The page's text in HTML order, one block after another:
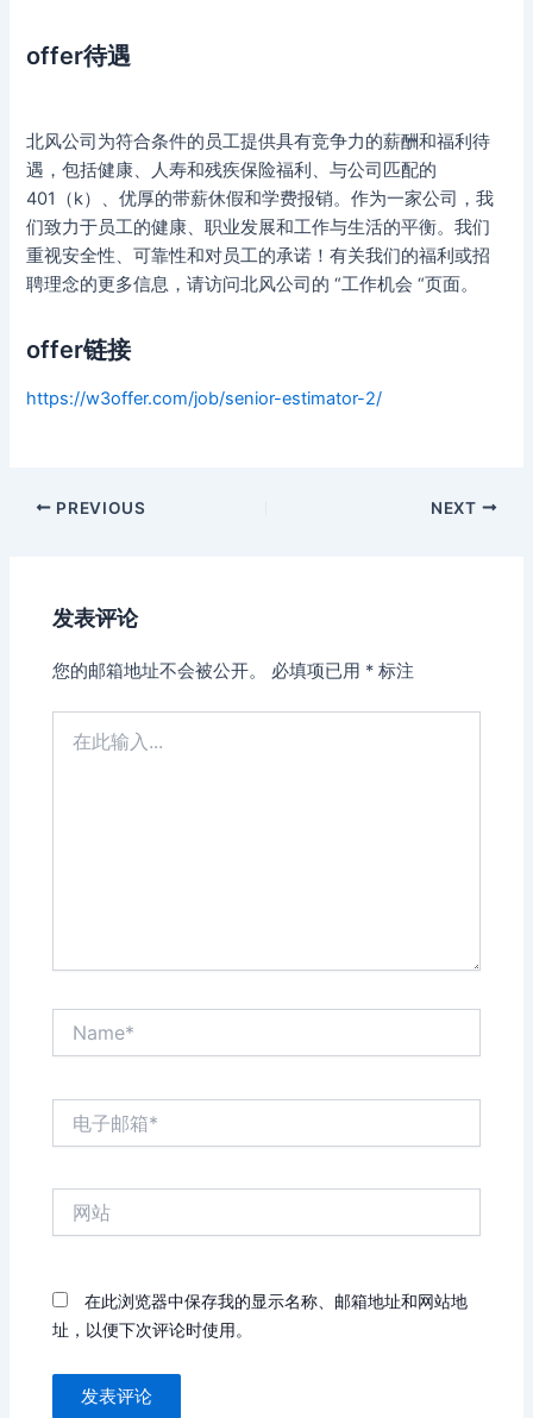
offer待遇
北风公司为符合条件的员工提供具有竞争力的薪酬和福利待
遇，包括健康、人寿和残疾保险福利、与公司匹配的
401（k）、优厚的带薪休假和学费报销。作为一家公司，我
们致力于员工的健康、职业发展和工作与生活的平衡。我们
重视安全性、可靠性和对员工的承诺！有关我们的福利或招
聘理念的更多信息，请访问北风公司的 “工作机会 “页面。
offer链接
https://w3offer.com/job/senior-estimator-2/
Post
PREVIOUS NEXT
发表评论
您的邮箱地址不会被公开。 必填项已用 * 标注
在此浏览器中保存我的显示名称、邮箱地址和网站地
址，以便下次评论时使用。